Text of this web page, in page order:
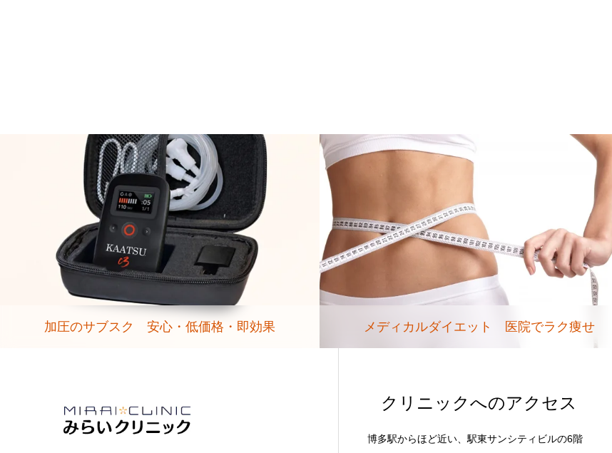
加圧のサブスク 安心・低価格・即効果 メディカルダイエット 医院でラク痩せ
クリニックへのアクセス
博多駅からほど近い、駅東サンシティビルの6階